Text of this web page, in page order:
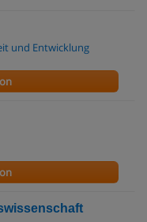
und Entwicklung